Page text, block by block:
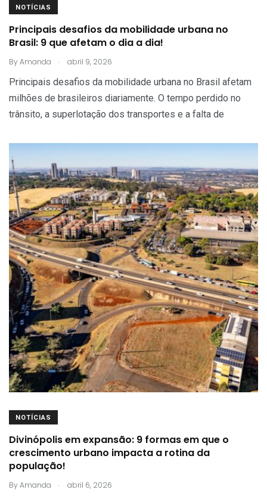
NOTÍCIAS
Principais desafios da mobilidade urbana no
Brasil: 9 que afetam o dia a dia!
ByAmanda . abril 9, 2026
Principais desafios da mobilidade urbana no Brasil afetam
milhões de brasileiros diariamente. O tempo perdido no
trânsito, a superlotação dos transportes e a falta de
NOTÍCIAS
Divinópolis em expansão: 9 formas em que o
crescimento urbano impacta a rotina da
população!
ByAmanda . abril 6, 2026